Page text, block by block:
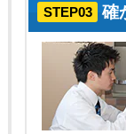
STEP03 確